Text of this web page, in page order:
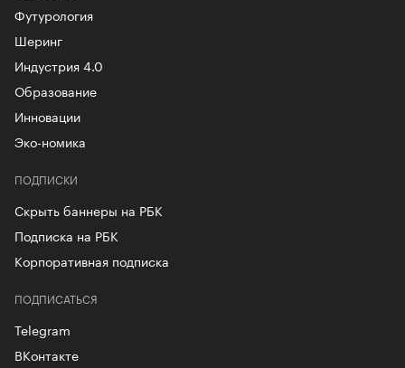
Футурология
Шеринг
Индустрия 4.0
Образование
Инновации
Эко-номика
ПОДПИСКИ
Скрыть баннеры на РБК
Подписка на РБК
Корпоративная подписка
ПОДПИСАТЬСЯ
Telegram
ВКонтакте